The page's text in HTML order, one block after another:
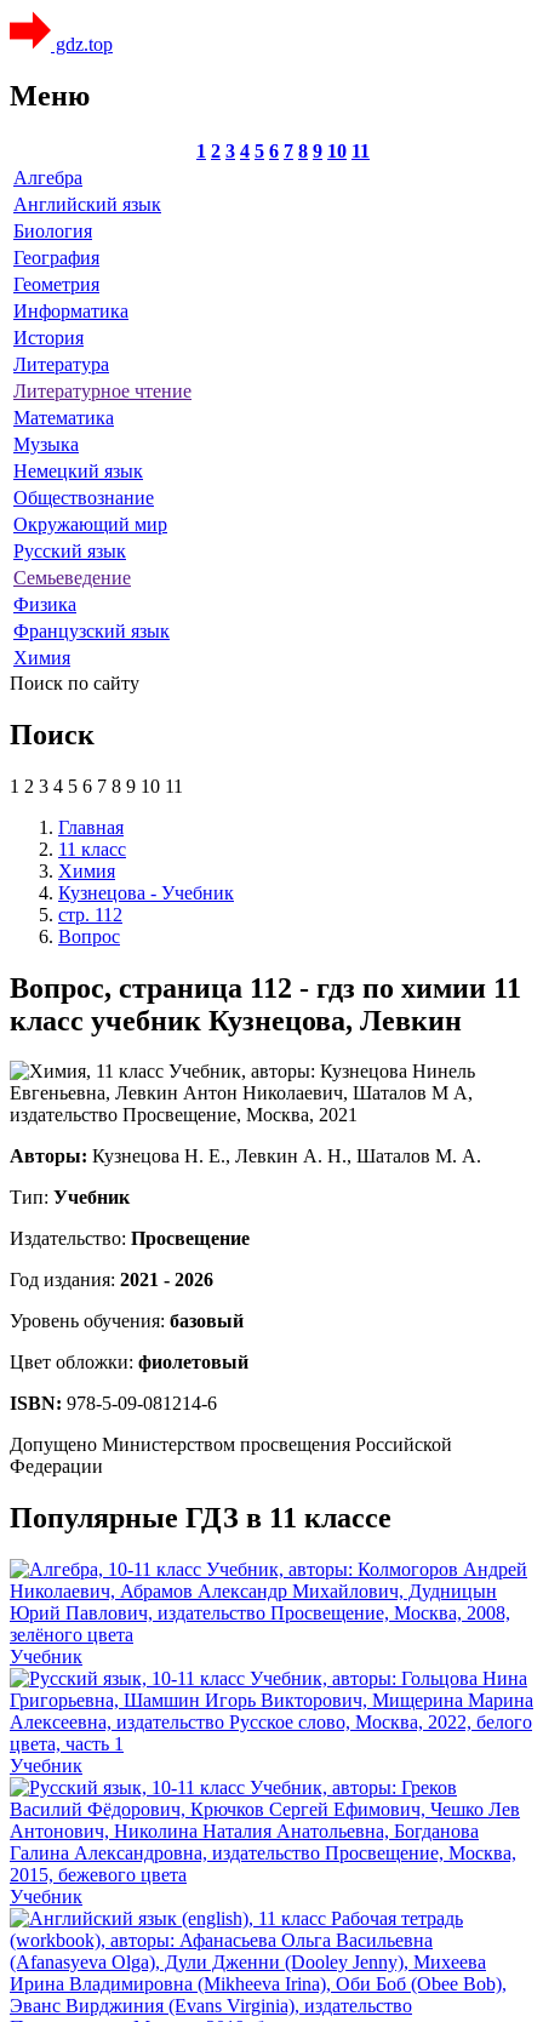
gdz.top
Меню
1 2 3 4 5 6 7 8 9 10 11
Алгебра
Английский язык
Биология
География
Геометрия
Информатика
История
Литература
Литературное чтение
Математика
Музыка
Немецкий язык
Обществознание
Окружающий мир
Русский язык
Семьеведение
Физика
Французский язык
Химия
Поиск по сайту
Поиск
1 2 3 4 5 6 7 8 9 10 11
Главная
11 класс
Химия
Кузнецова - Учебник
стр. 112
Вопрос
Вопрос, страница 112 - гдз по химии 11
класс учебник Кузнецова, Левкин
Авторы: Кузнецова Н. Е., Левкин А. Н., Шаталов М. А.
Тип: Учебник
Издательство: Просвещение
Год издания: 2021 - 2026
Уровень обучения: базовый
Цвет обложки: фиолетовый
ISBN: 978-5-09-081214-6
Допущено Министерством просвещения Российской
Федерации
Популярные ГДЗ в 11 классе
Учебник
Учебник
Учебник